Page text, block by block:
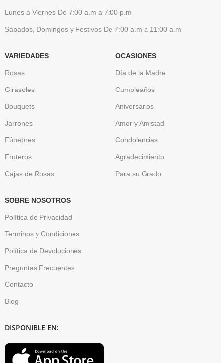
Lunes a Viernes De 7:00 a.m a 7:00 p.m
Sábados, Domingos y Festivos De 7:00 a.m a 11:00 a.m
VARIEDADES
Rosas
Girasoles
Bouquets
Jarrones
Fúnebres
Fruteros
Cajas de Rosas
OCASIONES
Día de la Madre
Cumpleaños
Aniversarios
Amor y Amistad
Condolencias
Agradecimiento
Para su Grado
SOBRE NOSOTROS
Política de Privacidad
Terminos y Condiciones
Política de Devoluciones
Preguntas Frecuentes
Contacto
Blog
DISPONIBLE EN: